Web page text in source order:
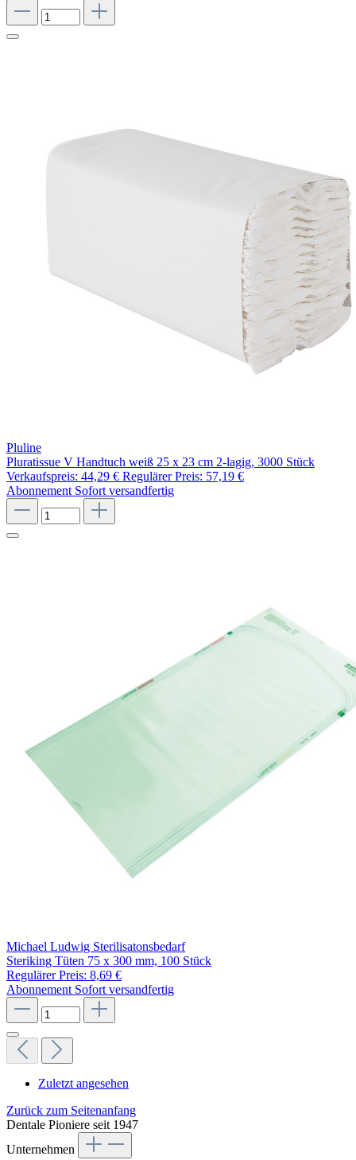
Pluline
Pluratissue V Handtuch weiß 25 x 23 cm 2-lagig, 3000 Stück
Verkaufspreis: 44,29 € Regulärer Preis: 57,19 €
Abonnement Sofort versandfertig
Michael Ludwig Sterilisatonsbedarf
Steriking Tüten 75 x 300 mm, 100 Stück
Regulärer Preis: 8,69 €
Abonnement Sofort versandfertig
Zuletzt angesehen
Zurück zum Seitenanfang
Dentale Pioniere seit 1947
Unternehmen